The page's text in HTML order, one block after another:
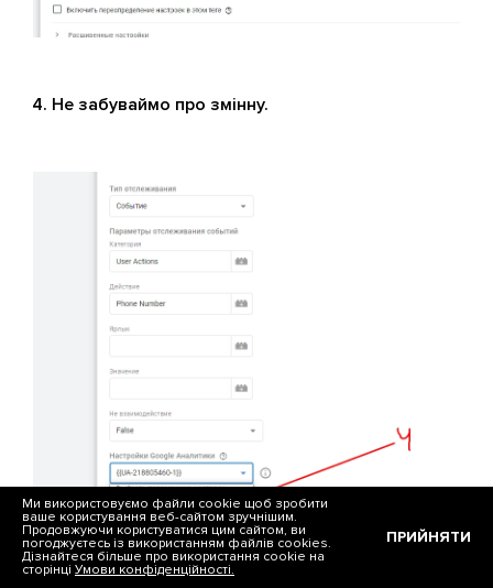
Ми використовуємо файли cookie щоб зробити
ваше користування веб-сайтом зручнішим.
Продовжуючи користуватися цим сайтом, ви
погоджуєтесь із використанням файлів cookies.
Дізнайтеся більше про використання cookie на
сторінці Умови конфіденційності.
ПРИЙНЯТИ
Не забуваймо про змінну.